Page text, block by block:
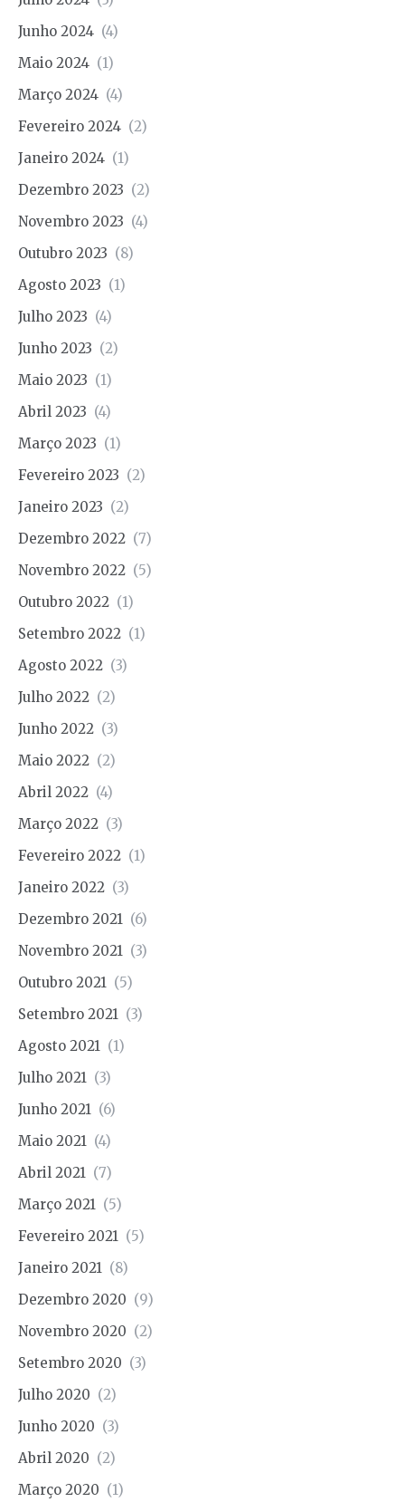
Junho 2024 (4)
Maio 2024 (1)
Março 2024 (4)
Fevereiro 2024 (2)
Janeiro 2024 (1)
Dezembro 2023 (2)
Novembro 2023 (4)
Outubro 2023 (8)
Agosto 2023 (1)
Julho 2023 (4)
Junho 2023 (2)
Maio 2023 (1)
Abril 2023 (4)
Março 2023 (1)
Fevereiro 2023 (2)
Janeiro 2023 (2)
Dezembro 2022 (7)
Novembro 2022 (5)
Outubro 2022 (1)
Setembro 2022 (1)
Agosto 2022 (3)
Julho 2022 (2)
Junho 2022 (3)
Maio 2022 (2)
Abril 2022 (4)
Março 2022 (3)
Fevereiro 2022 (1)
Janeiro 2022 (3)
Dezembro 2021 (6)
Novembro 2021 (3)
Outubro 2021 (5)
Setembro 2021 (3)
Agosto 2021 (1)
Julho 2021 (3)
Junho 2021 (6)
Maio 2021 (4)
Abril 2021 (7)
Março 2021 (5)
Fevereiro 2021 (5)
Janeiro 2021 (8)
Dezembro 2020 (9)
Novembro 2020 (2)
Setembro 2020 (3)
Julho 2020 (2)
Junho 2020 (3)
Abril 2020 (2)
Março 2020 (1)